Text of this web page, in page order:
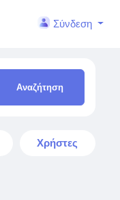
Σύνδεση
Αναζήτηση
Χρήστες